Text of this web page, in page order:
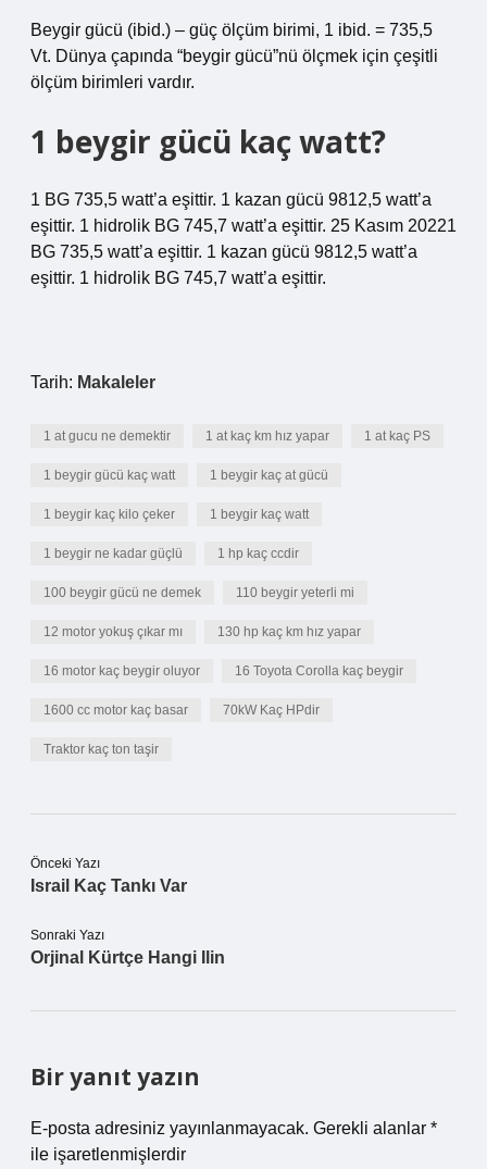
Beygir gücü (ibid.) – güç ölçüm birimi, 1 ibid. = 735,5
Vt. Dünya çapında “beygir gücü”nü ölçmek için çeşitli
ölçüm birimleri vardır.
1 beygir gücü kaç watt?
1 BG 735,5 watt’a eşittir. 1 kazan gücü 9812,5 watt’a
eşittir. 1 hidrolik BG 745,7 watt’a eşittir. 25 Kasım 20221
BG 735,5 watt’a eşittir. 1 kazan gücü 9812,5 watt’a
eşittir. 1 hidrolik BG 745,7 watt’a eşittir.
Tarih: Makaleler
1 at gucu ne demektir 1 at kaç km hız yapar 1 at kaç PS
1 beygir gücü kaç watt 1 beygir kaç at gücü
1 beygir kaç kilo çeker 1 beygir kaç watt
1 beygir ne kadar güçlü 1 hp kaç ccdir
100 beygir gücü ne demek 110 beygir yeterli mi
12 motor yokuş çıkar mı 130 hp kaç km hız yapar
16 motor kaç beygir oluyor 16 Toyota Corolla kaç beygir
1600 cc motor kaç basar 70kW Kaç HPdir
Traktor kaç ton taşir
Önceki Yazı
Israil Kaç Tankı Var
Sonraki Yazı
Orjinal Kürtçe Hangi Ilin
Bir yanıt yazın
E-posta adresiniz yayınlanmayacak. Gerekli alanlar *
ile işaretlenmişlerdir